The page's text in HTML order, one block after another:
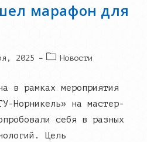
марафон для
2025
PostНовости
в рамках мероприятия
Норникель» на мастер-
себя в разных
Цель